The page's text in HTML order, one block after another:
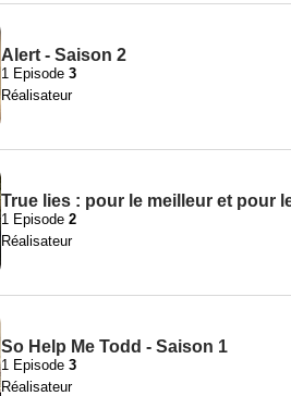
Alert - Saison 2
1 Episode 3
Réalisateur
True lies : pour le meilleur et pour
1 Episode 2
Réalisateur
So Help Me Todd - Saison 1
1 Episode 3
Réalisateur